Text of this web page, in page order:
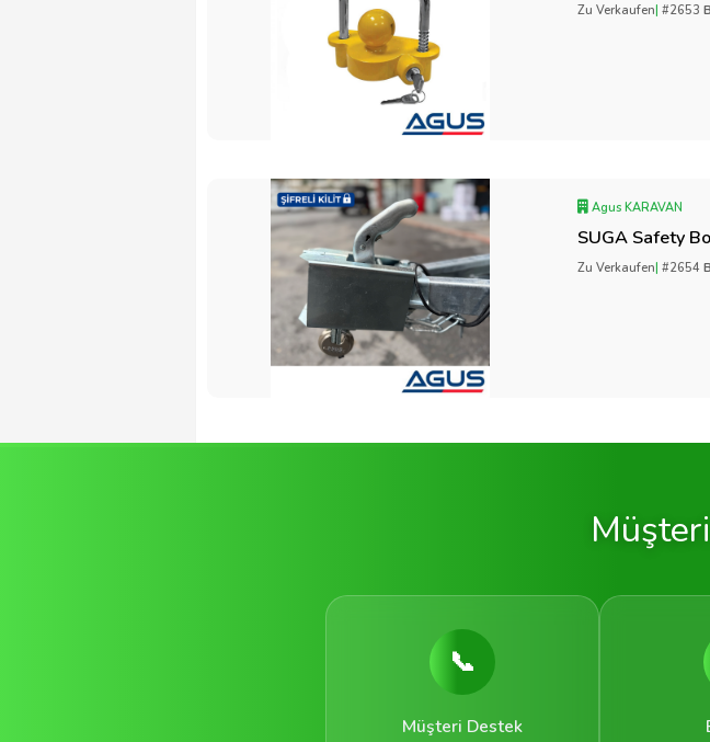
Zu Verkaufen| #2653
Agus KARAVAN
SUGA Safety
Zu Verkaufen| #2654
📞
Müşteri Destek